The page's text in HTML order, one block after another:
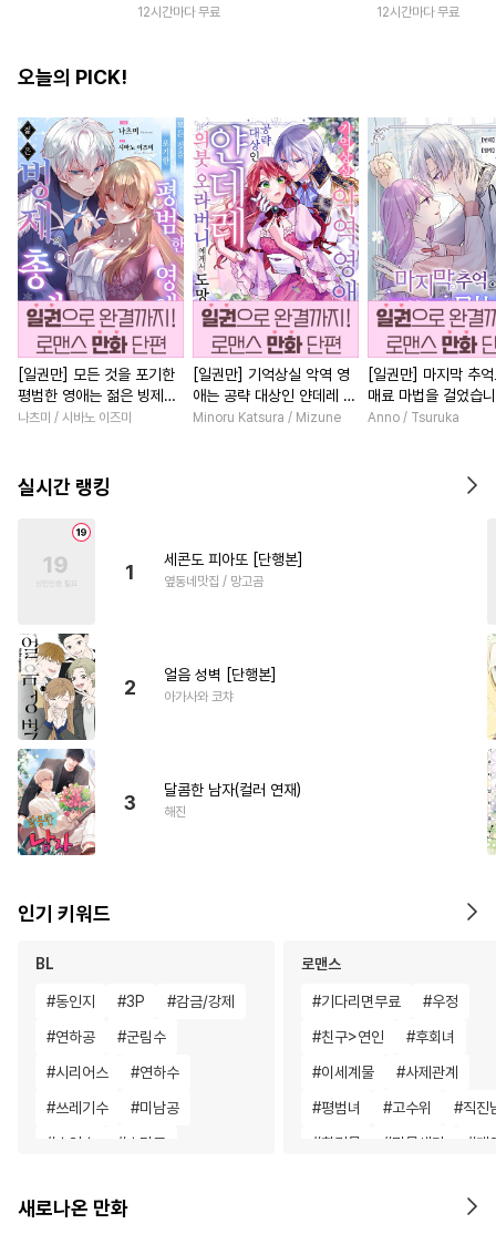
12시간마다 무료
12시간마다 무료
오늘의 PICK!
[일권만] 모든 것을 포기한
평범한 영애는 젊은 빙제의
총애를 받는다 [단행본]
나츠미 / 시바노 이즈미
[일권만] 기억상실 악역 영
애는 공략 대상인 얀데레 의
붓 오라버니에게서 도망칠
Minoru Katsura / Mizune
[일권만] 마지막 추
매료 마법을 걸었습
행본]
Anno / Tsuruka
실시간 랭킹
1
세콘도 피아또 [단행본]
옆동네맛집 / 망고곰
2
얼음 성벽 [단행본]
아가사와 코챠
3
달콤한 남자(컬러 연재)
해진
인기 키워드
BL
#동인지 #3P #감금/강제
#연하공 #군림수
#시리어스 #연하수
#쓰레기수 #미남공
# 수인수 # 초딩공
#인외존재
로맨스
#기다리면무료 #우정
#친구>연인 #후회녀
#이세계물 #사제관계
#평범녀 #고수위 #직진
#회귀물 #명문세가 #게
다각관계
새로나온 만화